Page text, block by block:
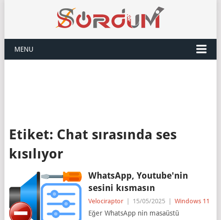
MENU
Etiket: Chat sırasında ses
kısılıyor
WhatsApp, Youtube'nin
sesini kısmasın
Velociraptor 15/05/2025 Windows 11
Eğer WhatsApp nin masaüstü